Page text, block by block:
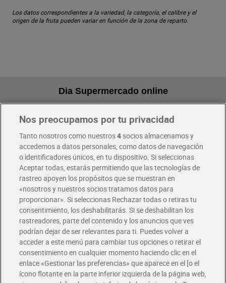
Los datos correspondientes a la variedad, la categoría, el calibre y el
origen de la fruta pueden variar en función de la zona de reparto.
Dia Supermercado online
Pide hoy, recibe hoy
Envío gratis por compras superiores a 100€
Envío estandar por 4,99€
Glovo y Uber Eats
Solicita tu factura de Glovo o Uber Eats
Únete al CLUB Dia
Disfruta las ventajas y ofertas exclusivas.
Descárgate la APP Dia
Folletos y Tiendas
Nos preocupamos por tu privacidad
Tanto nosotros como nuestros4socios almacenamos y
accedemos a datos personales, como datos de navegación
o identificadores únicos, en tu dispositivo. Si seleccionas
Aceptar todas, estarás permitiendo que las tecnologías de
rastreo apoyen los propósitos que se muestran en
«nosotros y nuestros socios tratamos datos para
proporcionar». Si seleccionas Rechazar todas o retiras tu
consentimiento, los deshabilitarás. Si se deshabilitan los
rastreadores, parte del contenido y los anuncios que ves
podrían dejar de ser relevantes para ti. Puedes volver a
acceder a este menú para cambiar tus opciones o retirar el
consentimiento en cualquier momento haciendo clic en el
enlace «Gestionar las preferencias» que aparece en el [o el
ícono flotante en la parte inferior izquierda de la página web,